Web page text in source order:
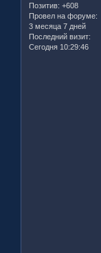
Позитив: +608
Провел на форуме:
3 месяца 7 дней
Последний визит:
Сегодня 10:29:46